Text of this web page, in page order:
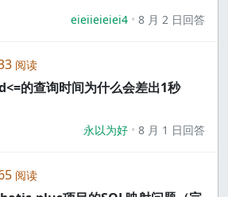
eieiieieiei4 8 月 2 日回答
阅读
的查询时间为什么会差出1秒
永以为好 8 月 1 日回答
阅读